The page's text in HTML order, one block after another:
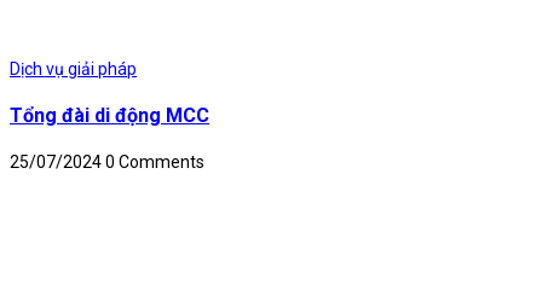
Dịch vụ giải pháp
Tổng đài di động MCC
25/07/20240 Comments